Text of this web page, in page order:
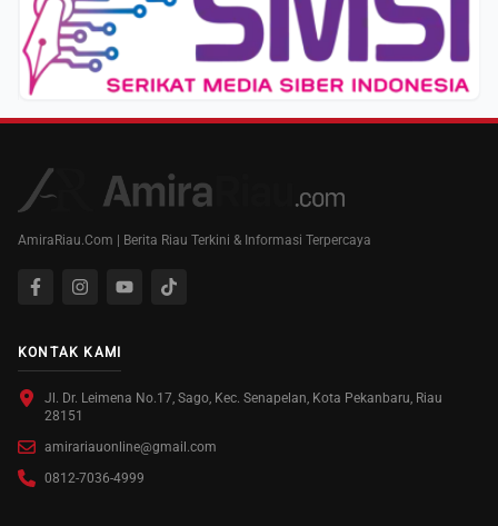
AmiraRiau.Com | Berita Riau Terkini & Informasi Terpercaya
KONTAK KAMI
Jl. Dr. Leimena No.17, Sago, Kec. Senapelan, Kota Pekanbaru, Riau
28151
amirariauonline@gmail.com
0812-7036-4999